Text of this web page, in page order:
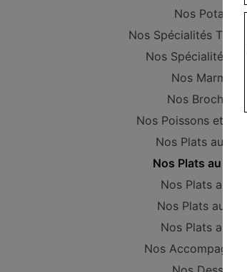
Nos Potages
Nos Spécialités
Nos Spécialités
Nos Marmites
Nos Brochettes
Nos Poissons et
Nos Plats au
Nos Plats au
Nos Plats au
Nos Plats au
Nos Plats au
Nos